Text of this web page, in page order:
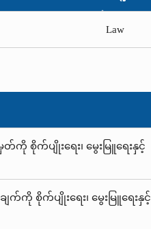
Law
စိုက်ပျိုးရေး၊ မွေးမြူရေးနှင့်
ကို စိုက်ပျိုးရေး၊ မွေးမြူရေးနှင့်